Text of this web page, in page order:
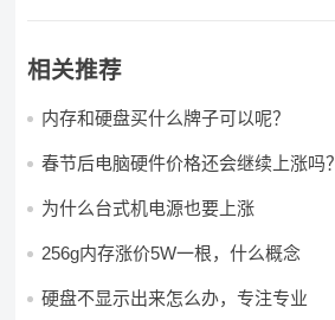
相关推荐
内存和硬盘买什么牌子可以呢？
春节后电脑硬件价格还会继续上涨吗？
为什么台式机电源也要上涨
256g内存涨价5W一根，什么概念
硬盘不显示出来怎么办，专注专业